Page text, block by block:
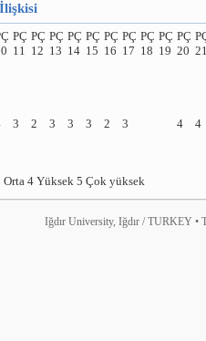
PÇ
11
PÇ
12
PÇ
13
PÇ
14
PÇ
15
PÇ
16
PÇ
17
PÇ
18
PÇ
19
PÇ
20
3 2 3 3 3 2 3 4
4
4 Yüksek 5 Çok yüksek
Iğdır University, Iğdır / TURKEY •